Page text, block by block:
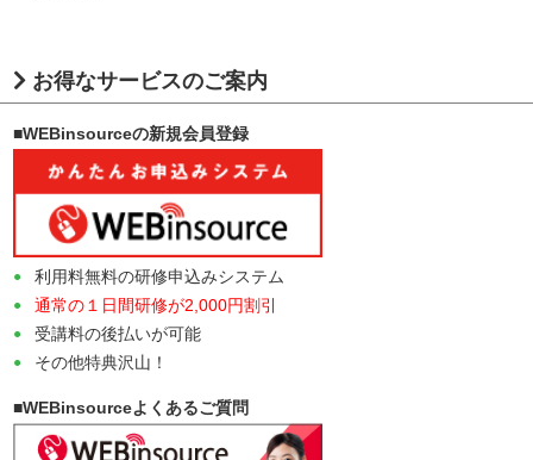
お得なサービスのご案内
■WEBinsourceの新規会員登録
利用料無料の研修申込みシステム
通常の１日間研修が2,000円割引
受講料の後払いが可能
その他特典沢山！
■WEBinsourceよくあるご質問